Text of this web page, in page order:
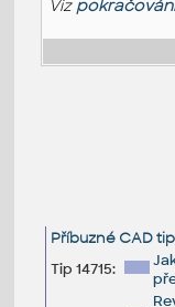
Viz
Příbuzné CAD
Tip 14715: